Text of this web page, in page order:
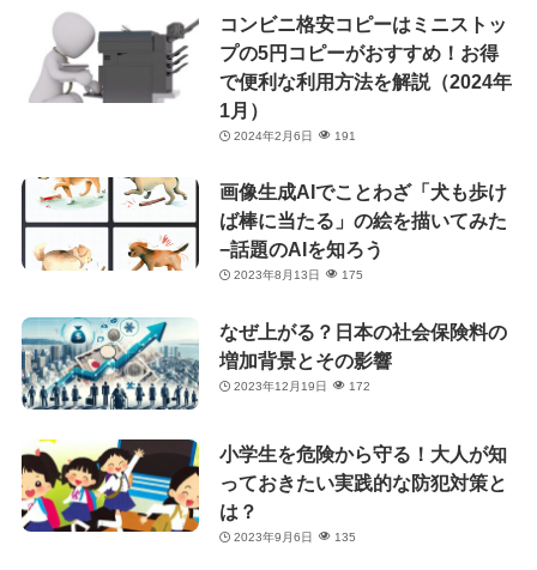
コンビニ格安コピーはミニストッ
プの5円コピーがおすすめ！お得
で便利な利用方法を解説（2024年
1月）
2024年2月6日 191
画像生成AIでことわざ「犬も歩け
ば棒に当たる」の絵を描いてみた
−話題のAIを知ろう
2023年8月13日 175
なぜ上がる？日本の社会保険料の
増加背景とその影響
2023年12月19日 172
小学生を危険から守る！大人が知
っておきたい実践的な防犯対策と
は？
2023年9月6日 135